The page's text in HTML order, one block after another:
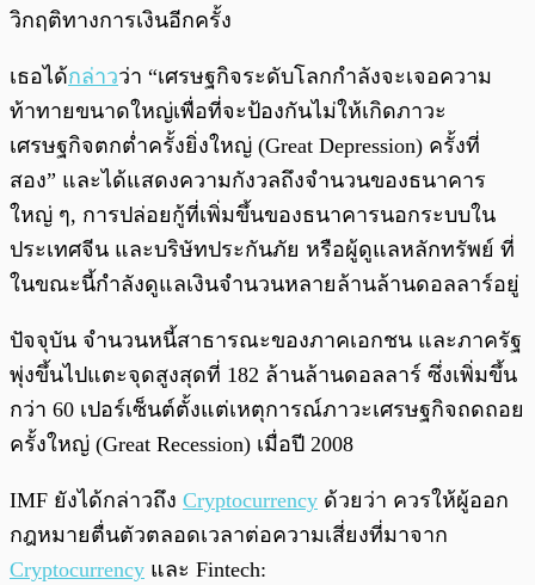
วิกฤติทางการเงินอีกครั้ง
เธอได้กล่าวว่า “เศรษฐกิจระดับโลกกำลังจะเจอความ
ท้าทายขนาดใหญ่เพื่อที่จะป้องกันไม่ให้เกิดภาวะ
เศรษฐกิจตกต่ำครั้งยิ่งใหญ่ (Great Depression) ครั้งที่
สอง” และได้แสดงความกังวลถึงจำนวนของธนาคาร
ใหญ่ ๆ, การปล่อยกู้ที่เพิ่มขึ้นของธนาคารนอกระบบใน
ประเทศจีน และบริษัทประกันภัย หรือผู้ดูแลหลักทรัพย์ ที่
ในขณะนี้กำลังดูแลเงินจำนวนหลายล้านล้านดอลลาร์อยู่
ปัจจุบัน จำนวนหนี้สาธารณะของภาคเอกชน และภาครัฐ
พุ่งขึ้นไปแตะจุดสูงสุดที่ 182 ล้านล้านดอลลาร์ ซึ่งเพิ่มขึ้น
กว่า 60 เปอร์เซ็นต์ตั้งแต่เหตุการณ์ภาวะเศรษฐกิจถดถอย
ครั้งใหญ่ (Great Recession) เมื่อปี 2008
IMF ยังได้กล่าวถึง Cryptocurrency ด้วยว่า ควรให้ผู้ออก
กฎหมายตื่นตัวตลอดเวลาต่อความเสี่ยงที่มาจาก
Cryptocurrency และ Fintech: